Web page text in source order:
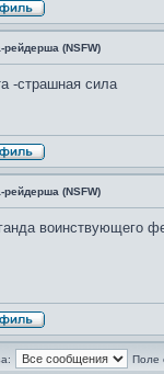
рейдерша (NSFW)
-страшная сила
рейдерша (NSFW)
воинствующего
Поле